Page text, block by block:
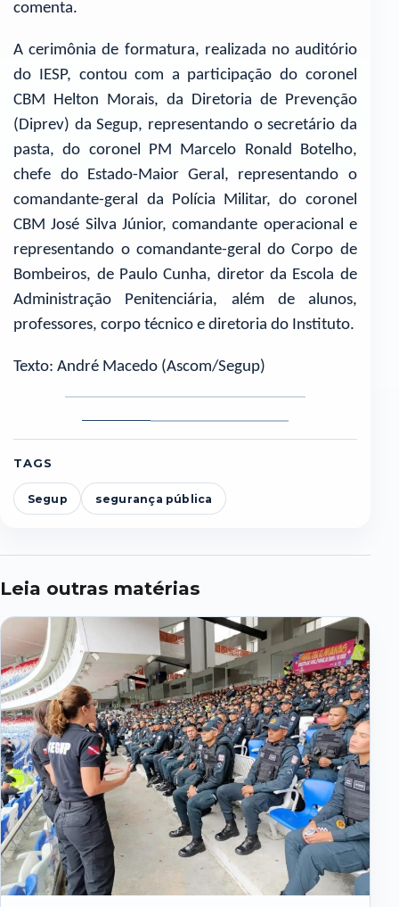
comenta.
A cerimônia de formatura, realizada no auditório
do IESP, contou com a participação do coronel
CBM Helton Morais, da Diretoria de Prevenção
(Diprev) da Segup, representando o secretário da
pasta, do coronel PM Marcelo Ronald Botelho,
chefe do Estado-Maior Geral, representando o
comandante-geral da Polícia Militar, do coronel
CBM José Silva Júnior, comandante operacional e
representando o comandante-geral do Corpo de
Bombeiros, de Paulo Cunha, diretor da Escola de
Administração Penitenciária, além de alunos,
professores, corpo técnico e diretoria do Instituto.
Texto: André Macedo (Ascom/Segup)
1
2
3
TAGS
Segup segurança pública
Leia outras matérias